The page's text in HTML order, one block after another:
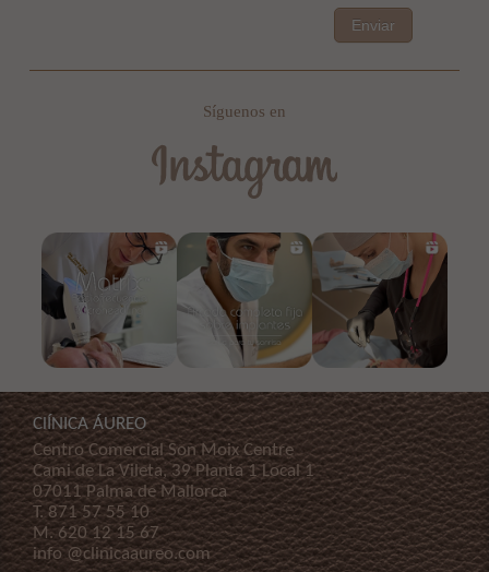
Enviar
Síguenos en
ClÍNICA ÁUREO
Centro Comercial Son Moix Centre
Cami de La Vileta, 39 Planta 1 Local 1
07011 Palma de Mallorca
T.871 57 55 10
M.620 12 15 67
info @clinicaaureo.com